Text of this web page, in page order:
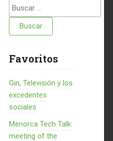
Buscar:
Favoritos
Gin, Televisión y los
excedentes
sociales
Menorca Tech Talk:
meeting of the